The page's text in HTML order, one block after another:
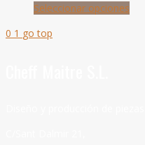
Seleccionar opciones
0 1 go top